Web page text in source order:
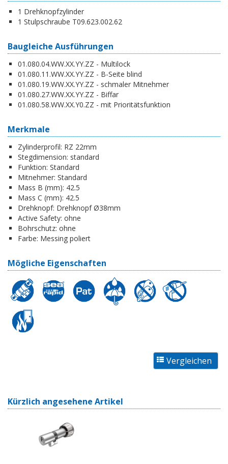
1 Drehknopfzylinder
1 Stulpschraube T09.623.002.62
Baugleiche Ausführungen
01.080.04.WW.XX.YY.ZZ - Multilock
01.080.11.WW.XX.YY.ZZ - B-Seite blind
01.080.19.WW.XX.YY.ZZ - schmaler Mitnehmer
01.080.27.WW.XX.YY.ZZ - Biffar
01.080.58.WW.XX.Y0.ZZ - mit Prioritätsfunktion
Merkmale
Zylinderprofil: RZ 22mm
Stegdimension: standard
Funktion: Standard
Mitnehmer: Standard
Mass B (mm): 42.5
Mass C (mm): 42.5
Drehknopf: Drehknopf Ø38mm
Active Safety: ohne
Bohrschutz: ohne
Farbe: Messing poliert
Mögliche Eigenschaften
Kürzlich angesehene Artikel